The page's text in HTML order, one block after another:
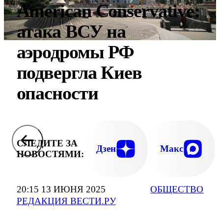
20:15 13 ИЮНЯ 2025
РЕДАКЦИЯ ВЕСТИ.РУ
ОБЩЕСТВО
American Conservative:
атака ВСУ на
аэродромы РФ
подвергла Киев
опасности
СЛЕДИТЕ ЗА
НОВОСТЯМИ:
Дзен Макс